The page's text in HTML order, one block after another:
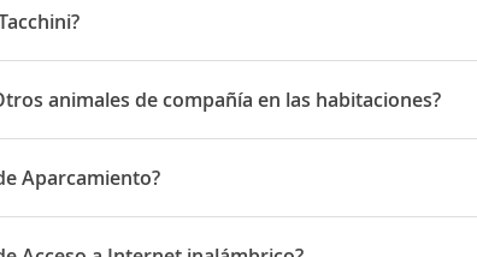
Via Monterosso snc
animales de compañía en las habitaciones?
animales de compañía en las habitaciones
Aparcamiento?